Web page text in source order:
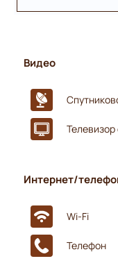
Видео
Интернет/
Wi-Fi
Телефон